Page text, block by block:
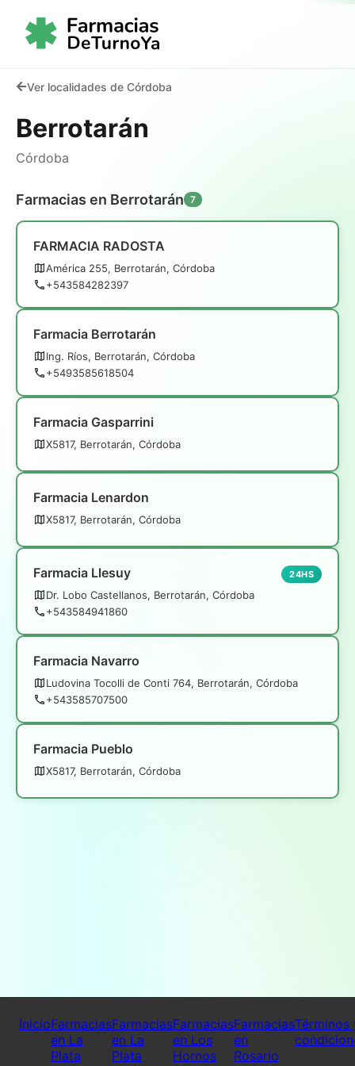
Ver localidades de Córdoba
Berrotarán
Córdoba
Farmacias en Berrotarán 7
FARMACIA RADOSTA
América 255, Berrotarán, Córdoba
+543584282397
Farmacia Berrotarán
Ing. Ríos, Berrotarán, Córdoba
+5493585618504
Farmacia Gasparrini
X5817, Berrotarán, Córdoba
Farmacia Lenardon
X5817, Berrotarán, Córdoba
Farmacia Llesuy
Dr. Lobo Castellanos, Berrotarán, Córdoba
+543584941860
24HS
Farmacia Navarro
Ludovina Tocolli de Conti 764, Berrotarán, Córdoba
+543585707500
Farmacia Pueblo
X5817, Berrotarán, Córdoba
InicioFarmacias
en La
Plata
Farmacias
en La
Plata
Farmacias
en Los
Hornos
Farmacias
en
Rosario
Términos